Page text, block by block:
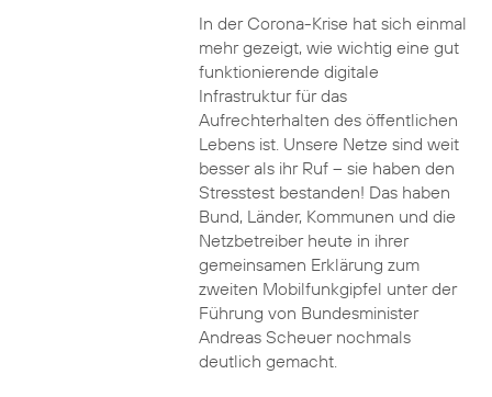
In der Corona-Krise hat sich einmal
mehr gezeigt, wie wichtig eine gut
funktionierende digitale
Infrastruktur für das
Aufrechterhalten des öffentlichen
Lebens ist. Unsere Netze sind weit
besser als ihr Ruf – sie haben den
Stresstest bestanden! Das haben
Bund, Länder, Kommunen und die
Netzbetreiber heute in ihrer
gemeinsamen Erklärung zum
zweiten Mobilfunkgipfel unter der
Führung von Bundesminister
Andreas Scheuer nochmals
deutlich gemacht.